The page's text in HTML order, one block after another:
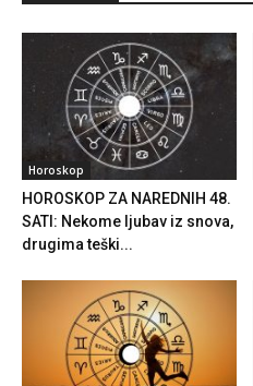
Horoskop
HOROSKOP ZA NAREDNIH 48.
SATI: Nekome ljubav iz snova,
drugima teški...